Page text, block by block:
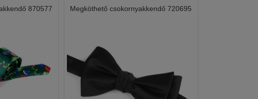
870577 Megköthető csokornyakkendő 720695